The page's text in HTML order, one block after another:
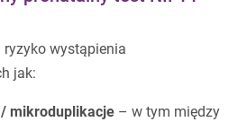
ryzyko wystąpienia
jak:
mikroduplikacje – w tym między